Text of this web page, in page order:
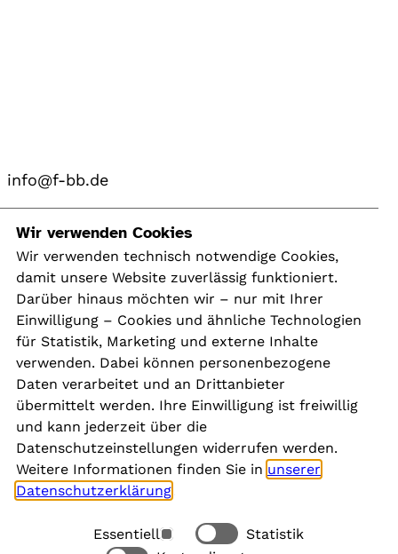
info@f-bb.de
Navigation
Kontakt
Presse
Aktuelles
Karriere
Newsletter
Social Media
Wir verwenden Cookies
Wir verwenden technisch notwendige Cookies,
damit unsere Website zuverlässig funktioniert.
Darüber hinaus möchten wir – nur mit Ihrer
Einwilligung – Cookies und ähnliche Technologien
für Statistik, Marketing und externe Inhalte
verwenden. Dabei können personenbezogene
Daten verarbeitet und an Drittanbieter
übermittelt werden. Ihre Einwilligung ist freiwillig
und kann jederzeit über die
Datenschutzeinstellungen widerrufen werden.
Weitere Informationen finden Sie in unserer
Datenschutzerklärung
Essentiell
Statistik